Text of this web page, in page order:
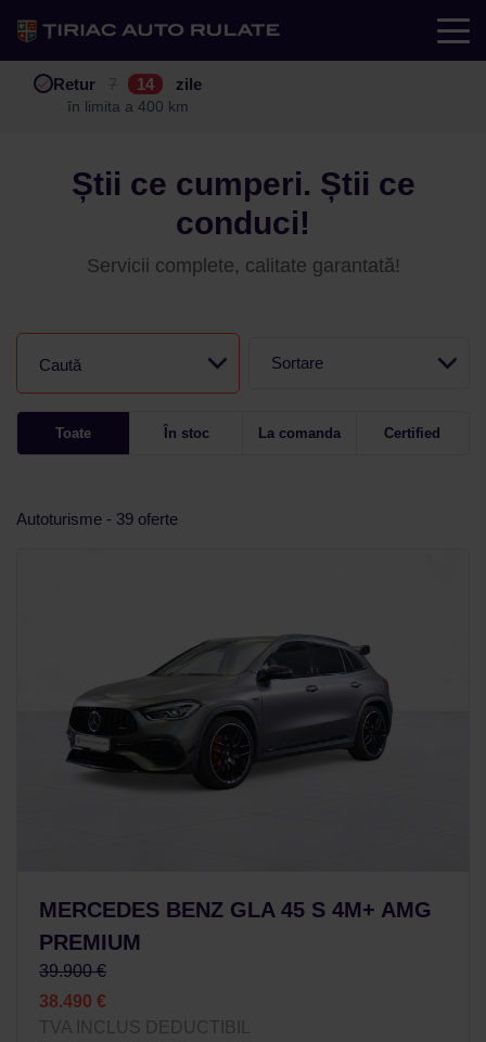
Test drive
Retur 14 zile
în limita a 400 km
Garanție 12 24
în limita a 25.000 km
Buy back
Știi ce cumperi. Știi ce
conduci!
Servicii complete, calitate garantată!
Caută Sortare
Toate În stoc La comanda Certified
Autoturisme - 39 oferte
MERCEDES BENZ GLA 45 S 4M+ AMG
PREMIUM
39.900 €
38.490 €
TVA INCLUS DEDUCTIBIL